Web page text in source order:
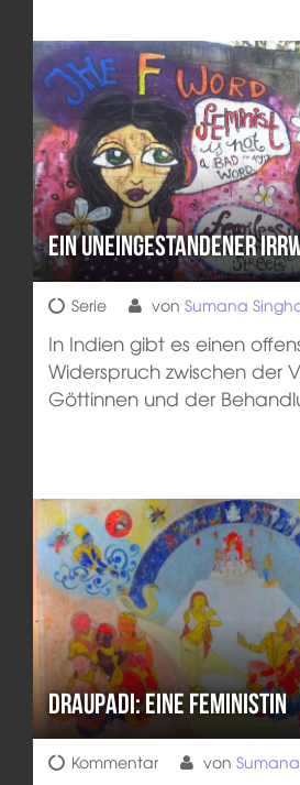
Ein uneingestandener
Serie von Sumana
In Indien gibt es einen
Widerspruch zwischen der
Göttinnen und der
Draupadi: eine Feministin
Kommentar von